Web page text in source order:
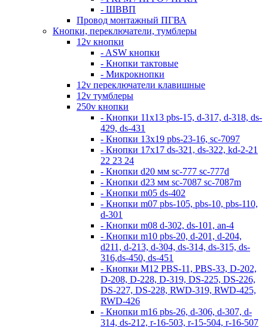
- ШВВП
Провод монтажный ПГВА
Кнопки, переключатели, тумблеры
12v кнопки
- ASW кнопки
- Кнопки тактовые
- Микрокнопки
12v переключатели клавишные
12v тумблеры
250v кнопки
- Кнопки 11х13 pbs-15, d-317, d-318, ds-
429, ds-431
- Кнопки 13х19 pbs-23-16, sc-7097
- Кнопки 17х17 ds-321, ds-322, kd-2-21
22 23 24
- Кнопки d20 мм sc-777 sc-777d
- Кнопки d23 мм sc-7087 sc-7087m
- Кнопки m05 ds-402
- Кнопки m07 pbs-105, pbs-10, pbs-110,
d-301
- Кнопки m08 d-302, ds-101, an-4
- Кнопки m10 pbs-20, d-201, d-204,
d211, d-213, d-304, ds-314, ds-315, ds-
316,ds-450, ds-451
- Кнопки M12 PBS-11, PBS-33, D-202,
D-208, D-228, D-319, DS-225, DS-226,
DS-227, DS-228, RWD-319, RWD-425,
RWD-426
- Кнопки m16 pbs-26, d-306, d-307, d-
314, ds-212, r-16-503, r-15-504, r-16-507